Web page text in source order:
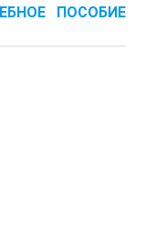
ПОСОБИЕ